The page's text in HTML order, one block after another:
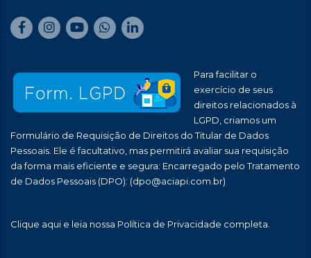
Para facilitar o
exercício de seus
direitos relacionados à
LGPD, criamos um
Formulário de Requisição de Direitos do Titular de Dados
Pessoais. Ele é facultativo, mas permitirá avaliar sua requisição
da forma mais eficiente e segura: Encarregado pelo Tratamento
de Dados Pessoais (DPO): (dpo@aciapi.com.br)
Clique aqui e leia nossa Política de Privacidade completa.